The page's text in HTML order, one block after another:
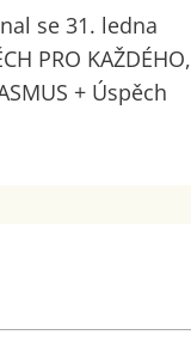
se 31. ledna
PRO KAŽDÉHO,
+ Úspěch